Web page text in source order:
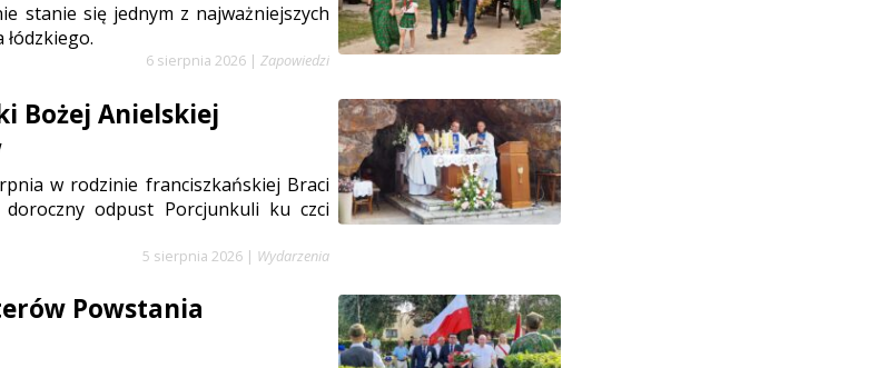
stanie się jednym z najważniejszych
6 sierpnia 2026 | Zapowiedzi
Bożej Anielskiej
w rodzinie franciszkańskiej Braci
doroczny odpust Porcjunkuli ku czci
5 sierpnia 2026 | Wydarzenia
Powstania